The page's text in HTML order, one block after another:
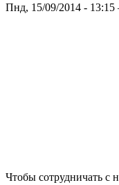
Пнд, 15/09/2014 -
Чтобы сотрудничать с